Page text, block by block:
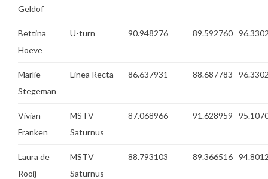
Geldof
Bettina
Hoeve
U-turn 90.948276 89.592760
Marlie
Stegeman
Linea Recta 86.637931 88.687783
Vivian
Franken
MSTV
Saturnus
87.068966 91.628959
Laura de
Rooij
MSTV
Saturnus
88.793103 89.366516